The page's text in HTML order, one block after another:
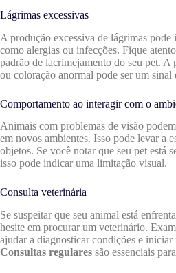
Lágrimas excessivas
A produção excessiva de lágrimas pode
como alergias ou infecções. Fique
padrão de lacrimejamento do seu pet. A
ou coloração anormal pode ser um sinal
Comportamento ao interagir com o
Animais com problemas de visão
em novos ambientes. Isso pode levar a
objetos. Se você notar que seu pet está
isso pode indicar uma limitação visual.
Consulta veterinária
Se suspeitar que seu animal está
hesite em procurar um veterinário.
ajudar a diagnosticar condições e
Consultas regulares são essenciais